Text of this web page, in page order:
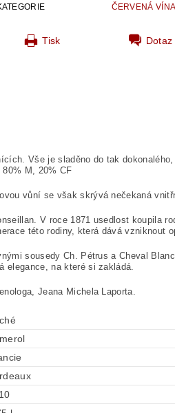
ČERVENÁ VÍNA
Tisk Dotaz
Vše je sladěno do tak
M, 20% CF
vůní se však skrývá nečekaná
V roce 1871 usedlost koupila
této rodiny, která dává vzniknout
sousedy Ch. Pétrus a Cheval
elegance, na které si zakládá.
Jeana Michela Laporta.